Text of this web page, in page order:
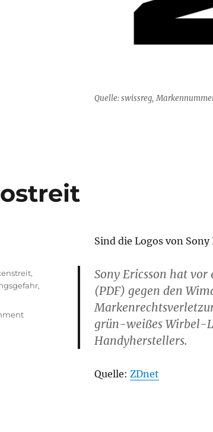
Quelle: swissreg,
Sind die Logos von
Sony Ericsson hat
(PDF) gegen den
grün-weißes Wirbel-
Handyherstellers.
Quelle: ZDnet
,
,
on